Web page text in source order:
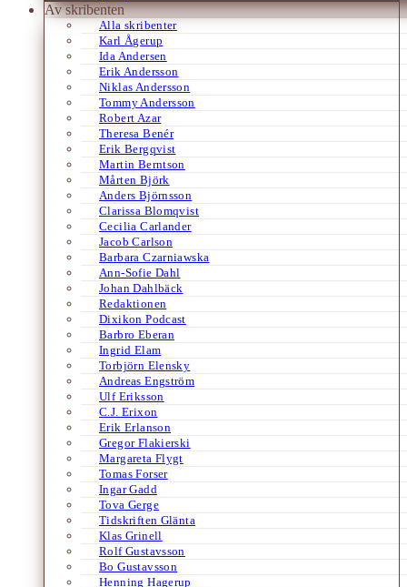
Av skribenten
Alla skribenter
Karl Ågerup
Ida Andersen
Erik Andersson
Niklas Andersson
Tommy Andersson
Robert Azar
Theresa Benér
Erik Bergqvist
Martin Berntson
Mårten Björk
Anders Björnsson
Clarissa Blomqvist
Cecilia Carlander
Jacob Carlson
Barbara Czarniawska
Ann-Sofie Dahl
Johan Dahlbäck
Redaktionen
Dixikon Podcast
Barbro Eberan
Ingrid Elam
Torbjörn Elensky
Andreas Engström
Ulf Eriksson
C.J. Erixon
Erik Erlanson
Gregor Flakierski
Margareta Flygt
Tomas Forser
Ingar Gadd
Tova Gerge
Tidskriften Glänta
Klas Grinell
Rolf Gustavsson
Bo Gustavsson
Henning Hagerup